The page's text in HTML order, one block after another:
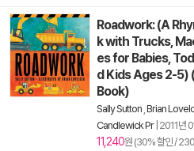
Roadwork: (A
k with Trucks,
es for Babies,
d Kids Ages 2-5)
Book)
Sally Sutton Brian
Candlewick Pr| 2011년
11,240원 (30% 할인 /